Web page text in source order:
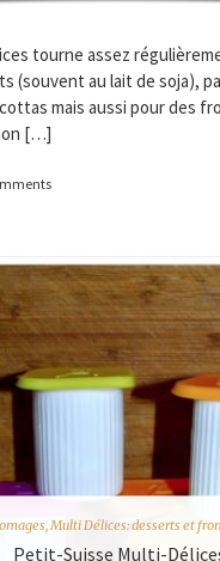
tourne assez
(souvent au lait de soja),
mais aussi pour des
[…]
,Multi Délices: desserts et
Petit-Suisse Multi-